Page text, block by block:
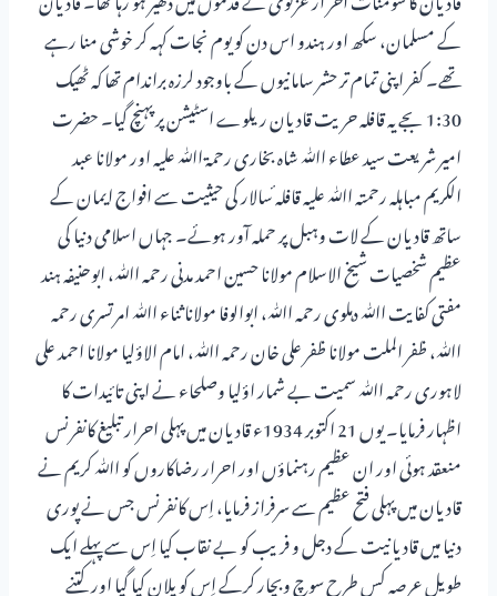
کے مسلمان، سکھ اور ہندو اس دن کو یوم نجات کہہ کر خوشی منا رہے
تھے۔ کفر اپنی تمام تر حشر سامانیوں کے باوجود لرزہ براندام تھا کہ ٹھیک
1:30 بجے یہ قافلہ حریت قادیان ریلوے اسٹیشن پر پہنچ گیا۔ حضرت
امیر شریعت سید عطاء اﷲ شاہ بخاری رحمۃ اﷲ علیہ اور مولانا عبد
الکریم مباہلہ رحمتہ اﷲ علیہ قافلہ ٔسالار کی حیثیت سے افواج ایمان کے
ساتھ قادیان کے لات وہبل پر حملہ آور ہوئے۔ جہاں اسلامی دنیا کی
عظیم شخصیات شیخ الاسلام مولانا حسین احمد مدنی رحمہ اﷲ، ابوحنیفہ ہند
مفتی کفایت اﷲ دہلوی رحمہ اﷲ، ابوالوفا مولانا ثناء اﷲ امرتسری رحمہ
اﷲ، ظفر الملت مولانا ظفر علی خان رحمہ اﷲ، امام الاؤلیا مولانا احمد علی
لاہوری رحمہ اﷲ سمیت بے شمار اؤلیا وصلحاء نے اپنی تائیدات کا
اظہار فرمایا۔ یوں 21 اکتوبر 1934ء قادیان میں پہلی احرار تبلیغ کانفرنس
منعقد ہوئی اور ان عظیم رہنماؤں اور احرار رضاکاروں کو اﷲ کریم نے
قادیان میں پہلی فتح عظیم سے سرفراز فرمایا، اِس کانفرنس جس نے پوری
دنیا میں قادیانیت کے دجل و فریب کو بے نقاب کیا اِس سے پہلے ایک
طویل عرصہ کس طرح سوچ وبچار کرکے اِس کو پلان کیا گیا اور کتنے